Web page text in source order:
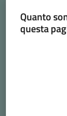
Quanto
questa